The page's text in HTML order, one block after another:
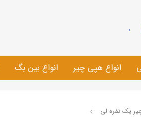
.
انواع هپی چیر انواع بین بگ
یک نفره لی